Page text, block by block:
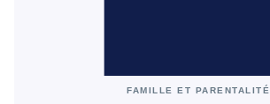
FAMILLE ET PARENTALITÉ